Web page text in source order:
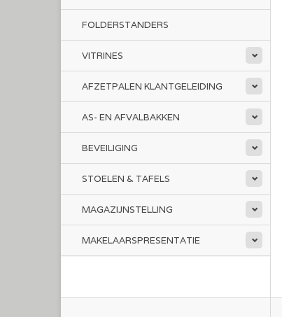
FOLDERSTANDERS
VITRINES
AFZETPALEN KLANTGELEIDING
AS- EN AFVALBAKKEN
BEVEILIGING
STOELEN & TAFELS
MAGAZIJNSTELLING
MAKELAARSPRESENTATIE